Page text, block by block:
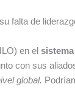
falta de
en el
con sus
global.